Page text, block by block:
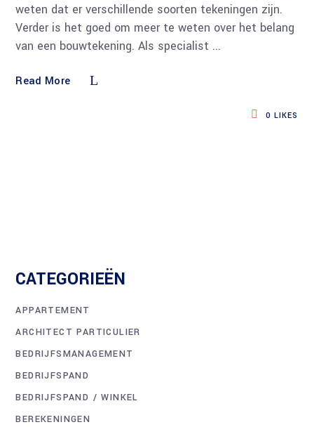
weten dat er verschillende soorten tekeningen zijn.
Verder is het goed om meer te weten over het belang
van een bouwtekening. Als specialist
Read More
0 LIKES
CATEGORIEËN
APPARTEMENT
ARCHITECT PARTICULIER
BEDRIJFSMANAGEMENT
BEDRIJFSPAND
BEDRIJFSPAND / WINKEL
BEREKENINGEN